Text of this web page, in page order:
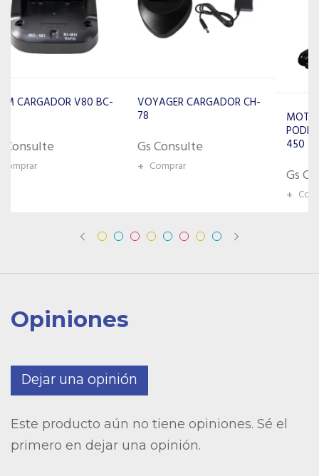
VOYAGER CARGADOR CH-
Gs Consulte
+ Comprar
450
Gs Consulte
Opiniones
Dejar una opinión
Este producto aún no tiene opiniones. Sé el
primero en dejar una opinión.